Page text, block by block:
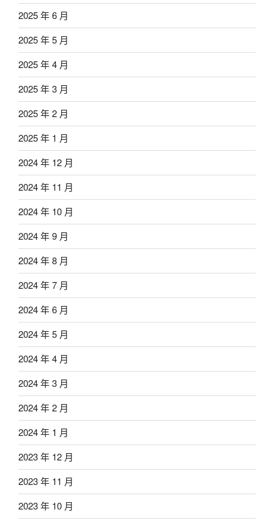
2025 年 6 月
2025 年 5 月
2025 年 4 月
2025 年 3 月
2025 年 2 月
2025 年 1 月
2024 年 12 月
2024 年 11 月
2024 年 10 月
2024 年 9 月
2024 年 8 月
2024 年 7 月
2024 年 6 月
2024 年 5 月
2024 年 4 月
2024 年 3 月
2024 年 2 月
2024 年 1 月
2023 年 12 月
2023 年 11 月
2023 年 10 月